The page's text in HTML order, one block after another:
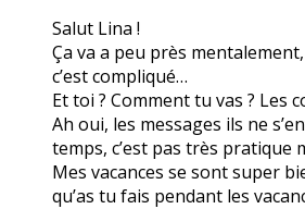
Salut Lina !
Ça va a peu près
c’est compliqué…
Et toi ? Comment tu vas ? Les
Ah oui, les messages ils ne
temps, c’est pas très pratique
Mes vacances se sont super
qu’as tu fais pendant les